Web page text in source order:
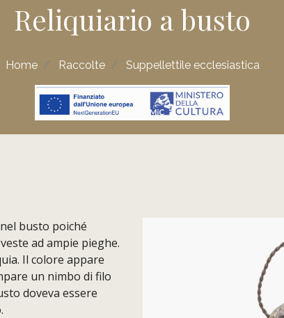
Reliquiario a busto
Home Raccolte Suppellettile ecclesiastica
busto poiché
ad ampie pieghe.
Il colore appare
un nimbo di filo
doveva essere